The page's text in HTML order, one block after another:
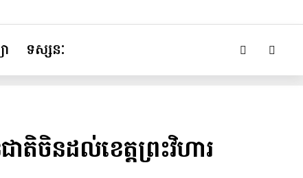
ទស្សនៈ
តិចិនដល់ខេត្តព្រះវិហារ